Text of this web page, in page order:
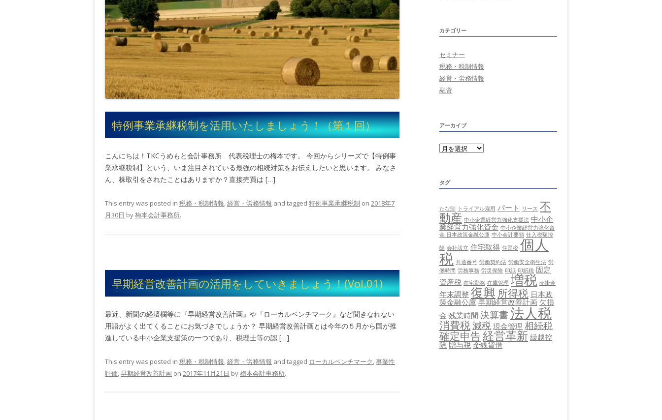
特例事業承継税制を活用いたしましょう！（第１回）
こんにちは！TKCうめもと会計事務所 代表税理士の梅本です。 今回からシリーズで【特例事
業承継税制】という、いま注目されている最強の相続対策をお伝えしたいと思います。 みなさ
ん、株取引をされたことはありますか？直接売買は […]
This entry was posted in 税務・税制情報,経営・労務情報 and tagged 特例事業承継税制 on 2018年7
月30日 by梅本会計事務所.
早期経営改善計画の活用をしていきましょう！(Vol.01)
最近、新聞の経済欄等に『早期経営改善計画』や『ローカルベンチマーク』など聞きなれない
用語がよく出てくることにお気づきでしょうか？ 早期経営改善計画とは今年の５月から国が推
進している中小企業支援策の一つであり、税理士等の認 […]
This entry was posted in 税務・税制情報,経営・労務情報 and tagged ローカルベンチマーク,事業性
評価,早期経営改善計画 on 2017年11月21日 by梅本会計事務所.
カテゴリー
セミナー
税務・税制情報
経営・労務情報
融資
アーカイブ
ア
ー
タグ
たな卸 トライアル雇用 パート リース 不
動産 中小企業経営力強化支援法 中小企
業経営力強化資金 中小企業経営力強化資
金 日本政策金融公庫 中小会計要領 仕入税額控
除 会社設立 住宅取得 住民税 個人
税 共通番号 労働契約法 労働安全衛生法 労
働時間 労務事務 労災保険 印紙 印紙税 固定
資産税 在宅勤務 在庫管理 増税 売掛金
年末調整復興 所得税 日本政
策金融公庫早期経営改善計画 欠損
金 残業時間 決算書法人税
消費税減税現金管理 相続税
確定申告経営革新繰越控
除贈与税金銭貸借